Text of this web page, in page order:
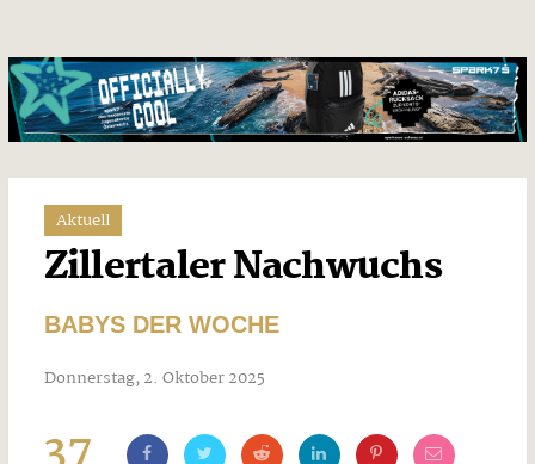
Aktuell
Zillertaler Nachwuchs
BABYS DER WOCHE
Donnerstag, 2. Oktober 2025